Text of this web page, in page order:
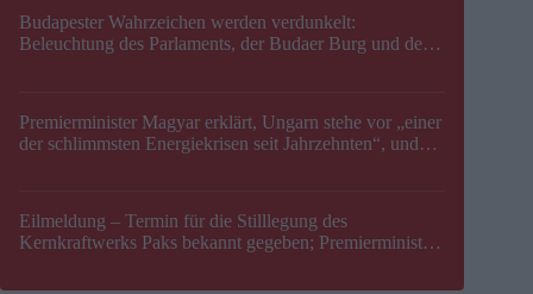
Budapester Wahrzeichen werden verdunkelt:
Beleuchtung des Parlaments, der Budaer Burg und der
Premierminister Magyar erklärt, Ungarn stehe vor „einer
der schlimmsten Energiekrisen seit Jahrzehnten“, und
Eilmeldung – Termin für die Stilllegung des
Kernkraftwerks Paks bekannt gegeben; Premierminister